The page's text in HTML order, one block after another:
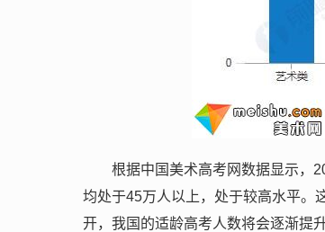
根据中国美术高考网数据显示，
均处于45万人以上，处于较高水平。
开，我国的适龄高考人数将会逐渐提